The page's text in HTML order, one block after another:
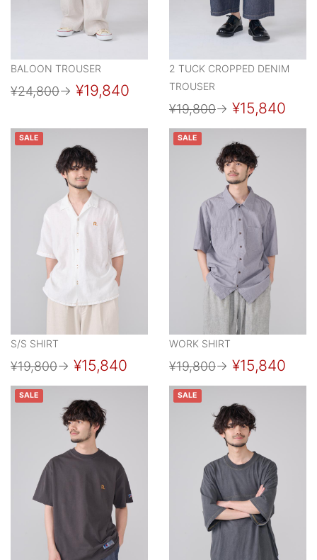
BALOON TROUSER
¥24,800→ ¥19,840
2 TUCK CROPPED DENIM
TROUSER
¥19,800→ ¥15,840
SALE
S/S SHIRT
¥19,800→ ¥15,840
SALE
WORK SHIRT
¥19,800→ ¥15,840
SALE SALE